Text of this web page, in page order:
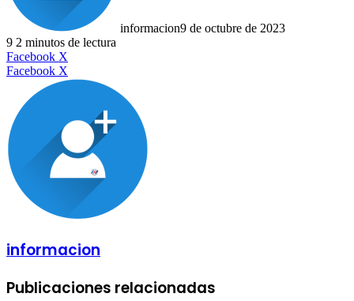
informacion9 de octubre de 2023
9 2 minutos de lectura
Facebook X
Facebook X
por
electrónico
informacion
Publicaciones relacionadas